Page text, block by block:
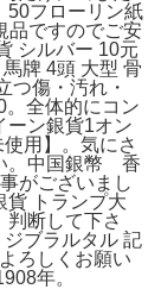
フローリン紙
ですのでご安
シルバー 10元
牌 4頭 大型 骨
つ傷・汚れ・
。全体的にコン
ーン銀貨1オン
用】。気にさ
。中国銀幣 香
がございまし
貨 トランプ大
断して下さ
ブラルタル 記
ろしくお願い
年。